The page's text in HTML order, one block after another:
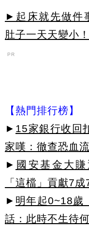
►起床就先做件
肚子一天天變小！
PR
【熱門排行榜】
► 15家銀行收回
家嘆：徹查恐血
► 國安基金大
「這檔」貢獻7成
► 明年起0~18歲
話：此時不生待